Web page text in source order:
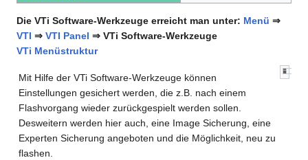
Die VTi Software-Werkzeuge erreicht man unter: Menü ⇒
VTI ⇒ VTI Panel ⇒ VTi Software-Werkzeuge
VTi Menüstruktur
Mit Hilfe der VTi Software-Werkzeuge können
Einstellungen gesichert werden, die z.B. nach einem
Flashvorgang wieder zurückgespielt werden sollen.
Desweitern werden hier auch, eine Image Sicherung, eine
Experten Sicherung angeboten und die Möglichkeit, neu zu
flashen.